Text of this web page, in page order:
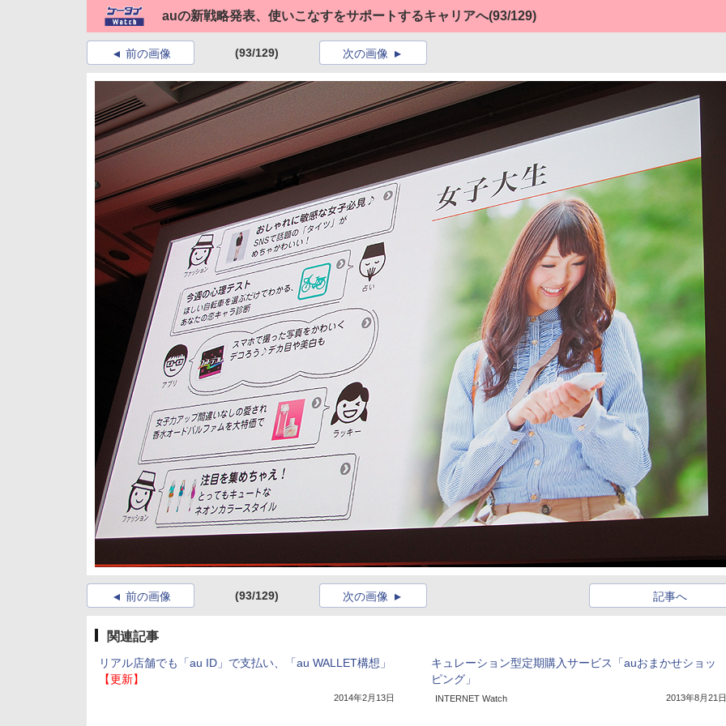
auの新戦略発表、使いこなすをサポートするキャリアへ(93/129)
前の画像 (93/129) 次の画像
前の画像 (93/129) 記事へ
次の画像
関連記事
リアル店舗でも「au ID」で支払い、「au WALLET構想」
【更新】
2014年2月13日
キュレーション型定期購入サービス「auおまかせショッ
ピング」
INTERNET Watch 2013年8月21日